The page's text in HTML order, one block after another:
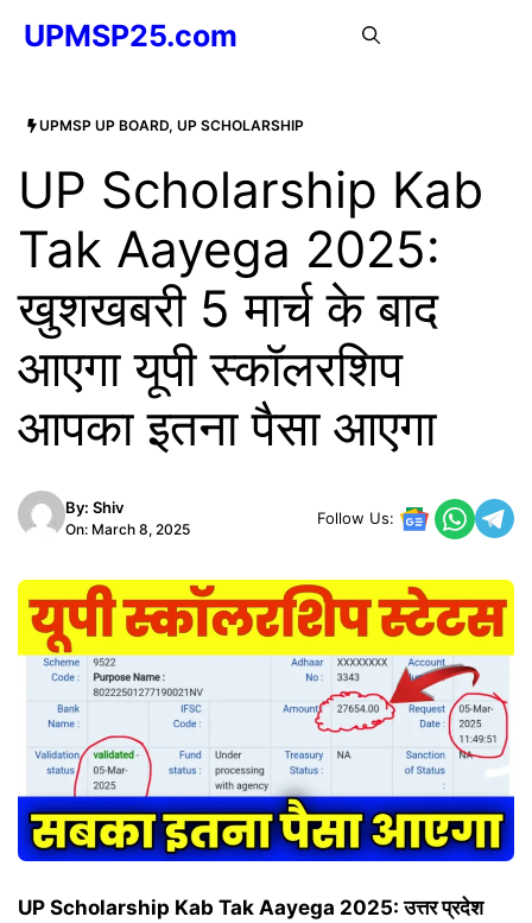
UPMSP25.com
UPMSP UP BOARD, UP SCHOLARSHIP
UP Scholarship Kab
Tak Aayega 2025:
खुशखबरी 5 मार्च के बाद
आएगा यूपी स्कॉलरशिप
आपका इतना पैसा आएगा
By: Shiv
On: March 8, 2025
Follow Us:
UP Scholarship Kab Tak Aayega 2025: उत्तर प्रदेश